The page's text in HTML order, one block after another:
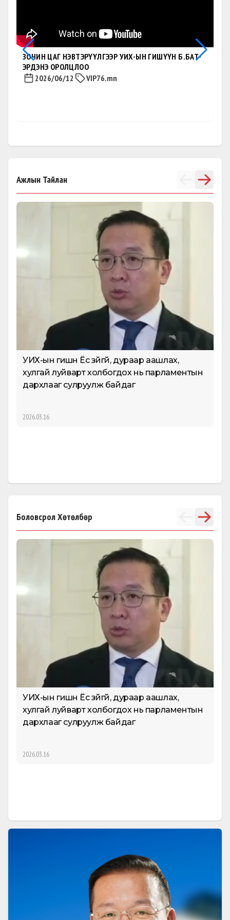
ЗОЧИН ЦАГ НЭВТЭРҮҮЛГЭЭР УИХ-ЫН ГИШҮҮН Б.БАТ-
ЭРДЭНЭ ОРОЛЦЛОО
2026/06/12
VIP76.mn
Ажлын Тайлан
УИХ-ын гишүүн Ёс зүйгүй, дураар аашлах,
хулгай луйварт холбогдох нь парламентын
дархлааг сулруулж байдаг
2026.03.16
Боловсрол Хөтөлбөр
УИХ-ын гишүүн Ёс зүйгүй, дураар аашлах,
хулгай луйварт холбогдох нь парламентын
дархлааг сулруулж байдаг
2026.03.16